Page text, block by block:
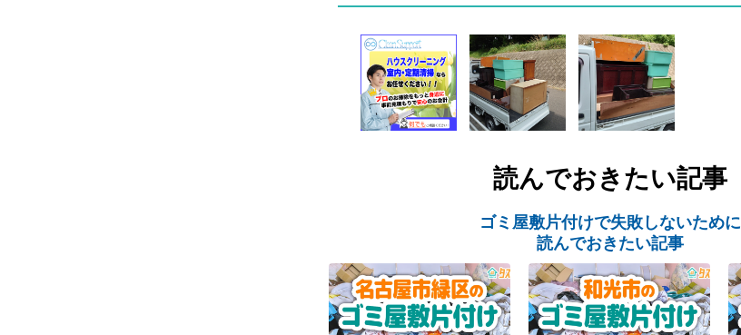
読んでおきたい記事
ゴミ屋敷片付けで失敗しないために
読んでおきたい記事